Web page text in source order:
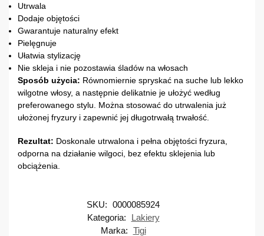
Utrwala
Dodaje objętości
Gwarantuje naturalny efekt
Pielęgnuje
Ułatwia stylizację
Nie skleja i nie pozostawia śladów na włosach
Sposób użycia: Równomiernie spryskać na suche lub lekko
wilgotne włosy, a następnie delikatnie je ułożyć według
preferowanego stylu. Można stosować do utrwalenia już
ułożonej fryzury i zapewnić jej długotrwałą trwałość.
Rezultat: Doskonale utrwalona i pełna objętości fryzura,
odporna na działanie wilgoci, bez efektu sklejenia lub
obciążenia.
SKU: 0000085924
Kategoria:
Lakiery
Marka: Tigi